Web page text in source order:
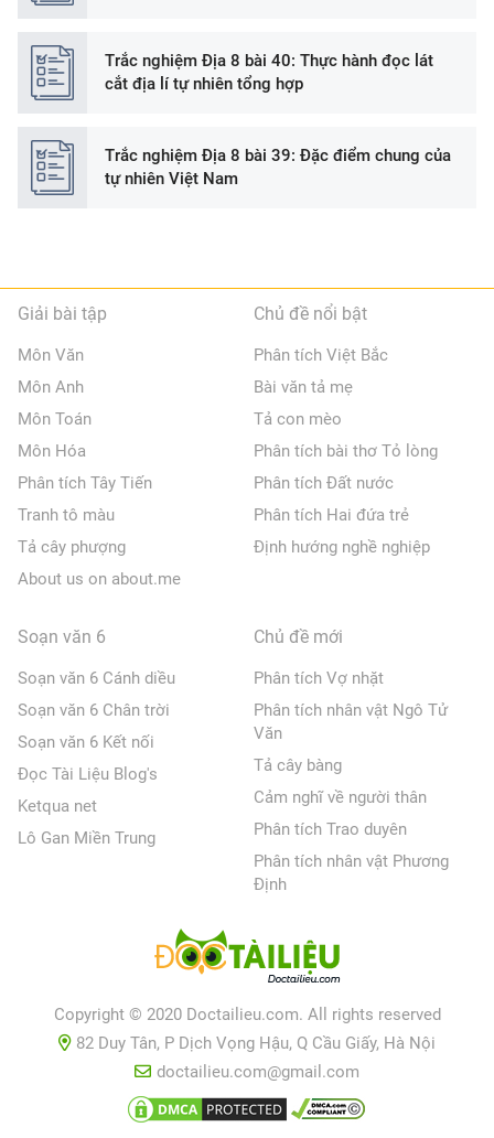
Trắc nghiệm Địa 8 bài 40: Thực hành đọc lát
cắt địa lí tự nhiên tổng hợp
Trắc nghiệm Địa 8 bài 39: Đặc điểm chung của
tự nhiên Việt Nam
Giải bài tập
Môn Văn
Môn Anh
Môn Toán
Môn Hóa
Phân tích Tây Tiến
Tranh tô màu
Tả cây phượng
About us on about.me
Chủ đề nổi bật
Phân tích Việt Bắc
Bài văn tả mẹ
Tả con mèo
Phân tích bài thơ Tỏ lòng
Phân tích Đất nước
Phân tích Hai đứa trẻ
Định hướng nghề nghiệp
Soạn văn 6
Soạn văn 6 Cánh diều
Soạn văn 6 Chân trời
Soạn văn 6 Kết nối
Đọc Tài Liệu Blog's
Ketqua net
Lô Gan Miền Trung
Chủ đề mới
Phân tích Vợ nhặt
Phân tích nhân vật Ngô Tử
Văn
Tả cây bàng
Cảm nghĩ về người thân
Phân tích Trao duyên
Phân tích nhân vật Phương
Định
Copyright © 2020 Doctailieu.com. All rights reserved
82 Duy Tân, P Dịch Vọng Hậu, Q Cầu Giấy, Hà Nội
doctailieu.com@gmail.com